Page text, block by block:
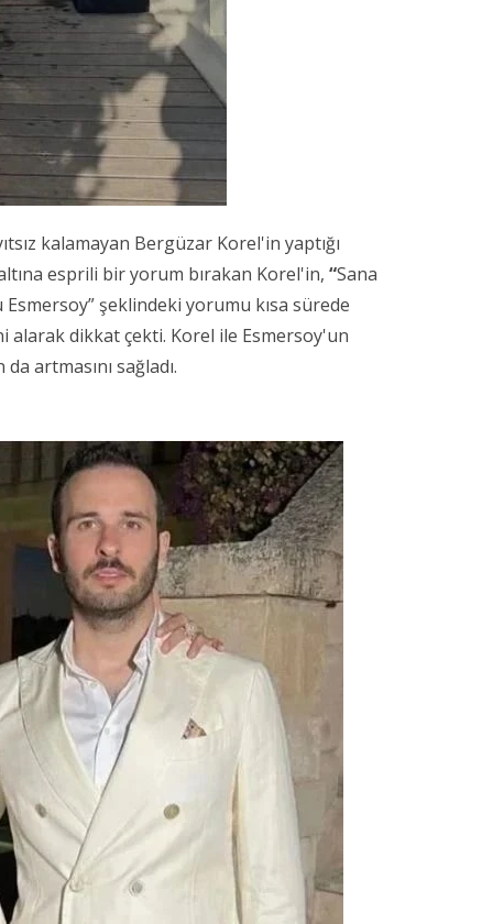
kalamayan Bergüzar Korel'in yaptığı
esprili bir yorum bırakan Korel'in, “Sana
şeklindeki yorumu kısa sürede
alarak dikkat çekti. Korel ile Esmersoy'un
artmasını sağladı.